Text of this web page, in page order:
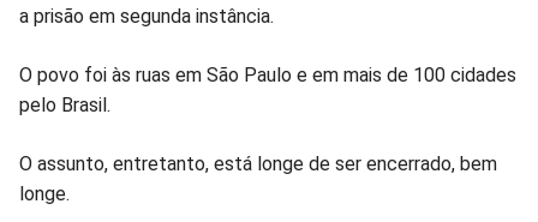
a prisão em segunda instância.
O povo foi às ruas em São Paulo e em mais de 100 cidades
pelo Brasil.
O assunto, entretanto, está longe de ser encerrado, bem
longe.